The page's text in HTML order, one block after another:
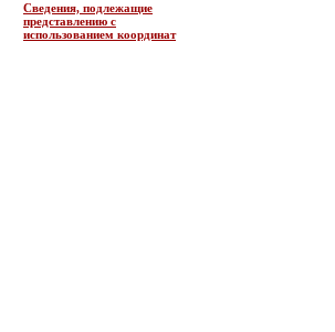
Сведения, подлежащие
представлению с
использованием координат